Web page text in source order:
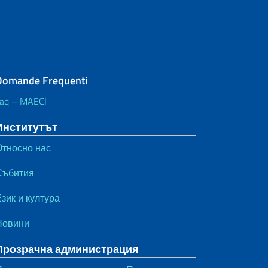
Frequenti
– MAECI
нас
и култура
администрация